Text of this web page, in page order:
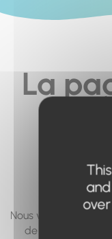
La
Nous vous invitons
de page, ou à